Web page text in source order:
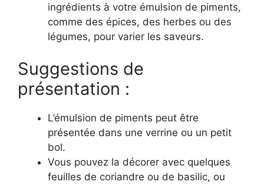
ingrédients à votre émulsion de piments,
comme des épices, des herbes ou des
légumes, pour varier les saveurs.
Suggestions de
présentation :
L’émulsion de piments peut être
présentée dans une verrine ou un petit
bol.
Vous pouvez la décorer avec quelques
feuilles de coriandre ou de basilic, ou